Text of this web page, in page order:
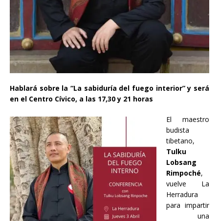
Hablará sobre la “La sabiduría del fuego interior” y será
en el Centro Cívico, a las 17,30 y 21 horas
El maestro
budista
tibetano,
Tulku
Lobsang
Rimpoché,
vuelve La
Herradura
para impartir
una